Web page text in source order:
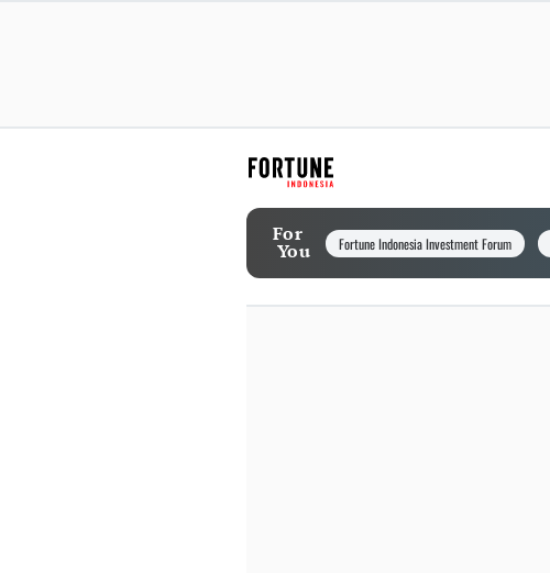
For
You Fortune Indonesia Investment Forum